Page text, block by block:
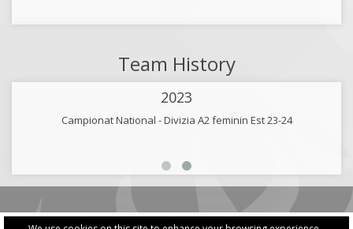
Team History
2023
Campionat National - Divizia A2 feminin Est 23-24